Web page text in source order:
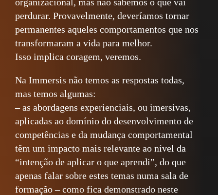
perdurar. Provavelmente, deveríamos tornar
permanentes aqueles comportamentos que nos
transformaram a vida para melhor.
Isso implica coragem, veremos.
Na Immersis não temos as respostas todas,
mas temos algumas:
– as abordagens experienciais, ou imersivas,
aplicadas ao domínio do desenvolvimento de
competências e da mudança comportamental
têm um impacto mais relevante ao nível da
“intenção de aplicar o que aprendi”, do que
apenas falar sobre estes temas numa sala de
formação – como fica demonstrado neste